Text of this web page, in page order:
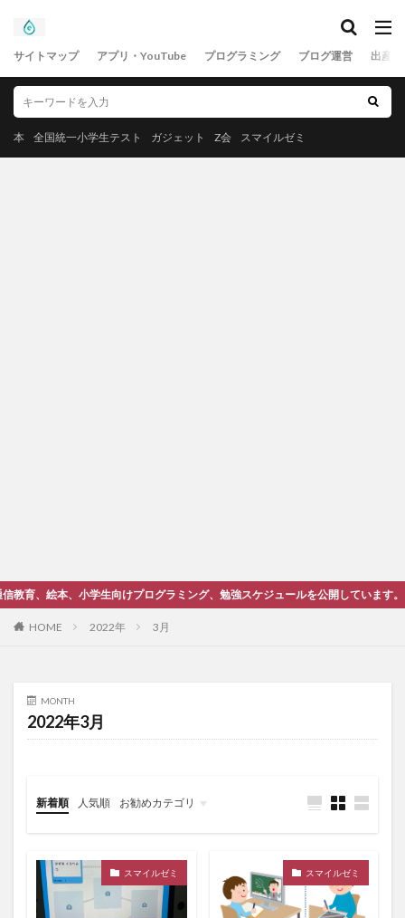
サイトマップ アプリ・YouTube プログラミング ブログ運営 出産
本 全国統一小学生テスト ガジェット Z会 スマイルゼミ
小学生向けプログラミング、勉強スケジュールを公開しています。
HOME 2022年 3月
MONTH
2022年3月
新着順 人気順 お勧めカテゴリ
スマイルゼミ スマイルゼミ